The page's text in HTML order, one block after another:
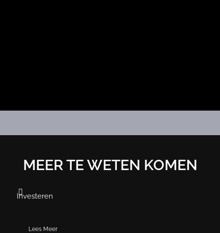
MEER TE WETEN KOMEN
Investeren
Lees Meer